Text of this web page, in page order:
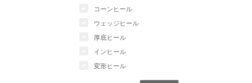
コーンヒール
ウェッジヒール
厚底ヒール
インヒール
変形ヒール